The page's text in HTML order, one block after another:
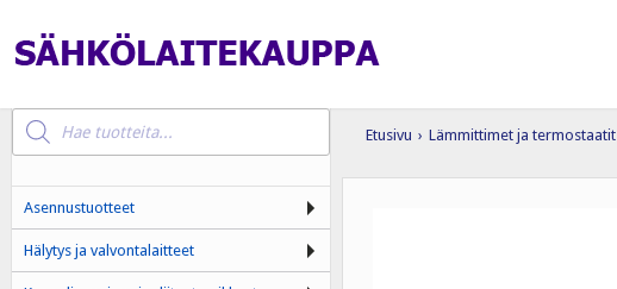
Etusivu › Lämmittimet ja termostaatit
Products
search
Asennustuotteet
Hälytys ja valvontalaitteet